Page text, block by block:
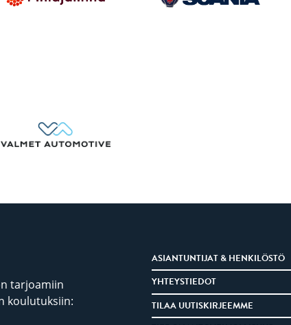
tarjoamiin
koulutuksiin:
ASIANTUNTIJAT & HENKILÖSTÖ
YHTEYSTIEDOT
TILAA UUTISKIRJEEMME